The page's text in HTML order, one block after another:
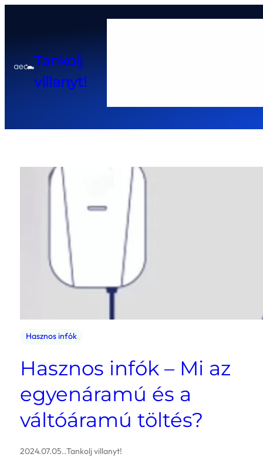
Tankolj
villanyt!
Hasznos infók
Hasznos infók – Mi az
egyenáramú és a
váltóáramú töltés?
2024.07.05..Tankolj villanyt!